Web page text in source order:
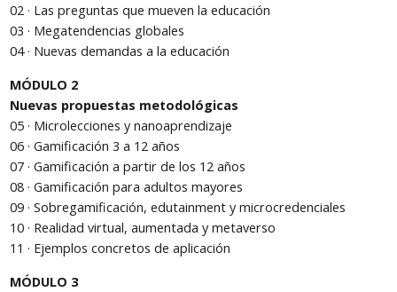
02 · Las preguntas que mueven la educación
03 · Megatendencias globales
04 · Nuevas demandas a la educación
MÓDULO 2
Nuevas propuestas metodológicas
05 · Microlecciones y nanoaprendizaje
06 · Gamificación 3 a 12 años
07 · Gamificación a partir de los 12 años
08 · Gamificación para adultos mayores
09 · Sobregamificación, edutainment y microcredenciales
10 · Realidad virtual, aumentada y metaverso
11 · Ejemplos concretos de aplicación
MÓDULO 3